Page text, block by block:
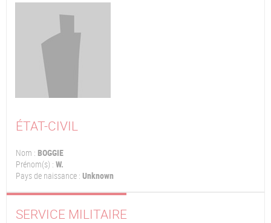
ÉTAT-CIVIL
Nom : BOGGIE
Prénom(s) : W.
Pays de naissance : Unknown
SERVICE MILITAIRE